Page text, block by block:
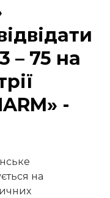
– 75 на
-
на